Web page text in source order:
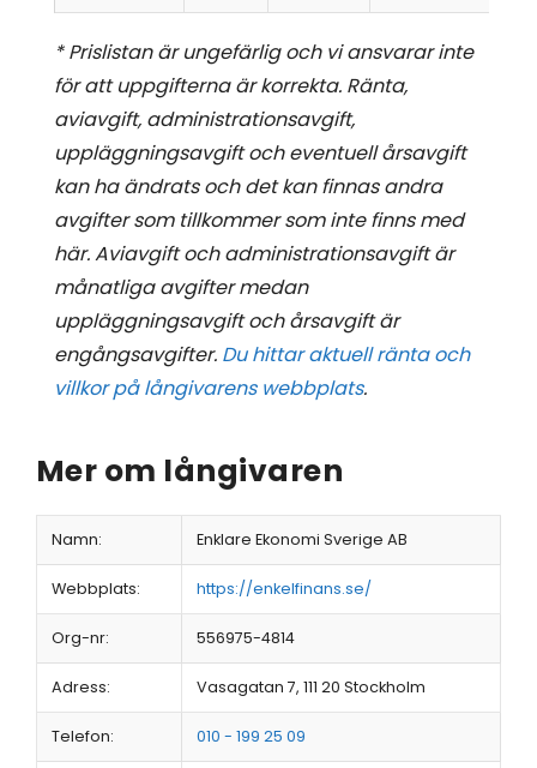
* Prislistan är ungefärlig och vi ansvarar inte
för att uppgifterna är korrekta. Ränta,
aviavgift, administrationsavgift,
uppläggningsavgift och eventuell årsavgift
kan ha ändrats och det kan finnas andra
avgifter som tillkommer som inte finns med
här. Aviavgift och administrationsavgift är
månatliga avgifter medan
uppläggningsavgift och årsavgift är
engångsavgifter. Du hittar aktuell ränta och
villkor på långivarens webbplats.
Mer om långivaren
Namn: Enklare Ekonomi Sverige AB
Webbplats: https://enkelfinans.se/
Org-nr: 556975-4814
Adress: Vasagatan 7, 111 20 Stockholm
Telefon: 010 - 199 25 09